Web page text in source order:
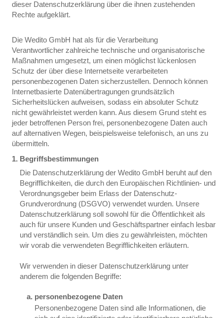
dieser Datenschutzerklärung über die ihnen zustehenden
Rechte aufgeklärt.
Die Wedito GmbH hat als für die Verarbeitung
Verantwortlicher zahlreiche technische und organisatorische
Maßnahmen umgesetzt, um einen möglichst lückenlosen
Schutz der über diese Internetseite verarbeiteten
personenbezogenen Daten sicherzustellen. Dennoch können
Internetbasierte Datenübertragungen grundsätzlich
Sicherheitslücken aufweisen, sodass ein absoluter Schutz
nicht gewährleistet werden kann. Aus diesem Grund steht es
jeder betroffenen Person frei, personenbezogene Daten auch
auf alternativen Wegen, beispielsweise telefonisch, an uns zu
übermitteln.
Begriffsbestimmungen
Die Datenschutzerklärung der Wedito GmbH beruht auf den
Begrifflichkeiten, die durch den Europäischen Richtlinien- und
Verordnungsgeber beim Erlass der Datenschutz-
Grundverordnung (DSGVO) verwendet wurden. Unsere
Datenschutzerklärung soll sowohl für die Öffentlichkeit als
auch für unsere Kunden und Geschäftspartner einfach lesbar
und verständlich sein. Um dies zu gewährleisten, möchten
wir vorab die verwendeten Begrifflichkeiten erläutern.
Wir verwenden in dieser Datenschutzerklärung unter
anderem die folgenden Begriffe:
personenbezogene Daten
Personenbezogene Daten sind alle Informationen, die